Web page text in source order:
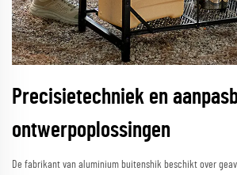
Precisietechniek en
ontwerpoplossingen
De fabrikant van aluminium buitenshik beschikt over